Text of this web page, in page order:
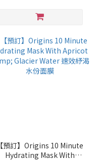
【預訂】Origins 10 Minute
Hydrating Mask With